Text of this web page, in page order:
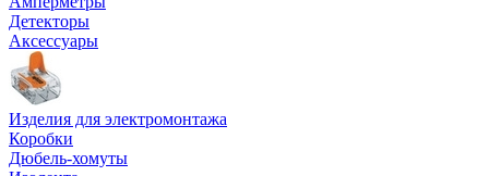
Детекторы
Аксессуары
Изделия для электромонтажа
Коробки
Дюбель-хомуты